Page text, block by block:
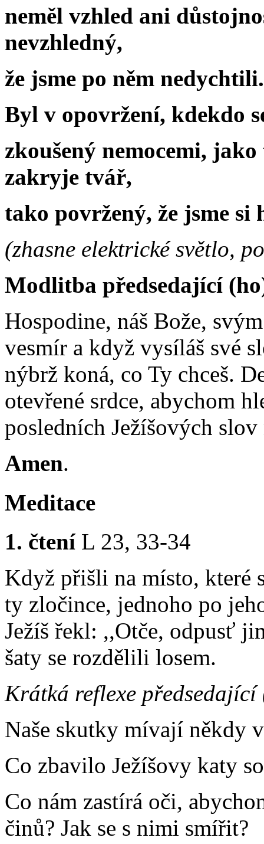
neměl vzhled ani
nevzhledný,
že jsme po něm nedychtili.
Byl v opovržení, kdekdo
zkoušený nemocemi,
zakryje tvář,
tako povržený, že jsme si
(zhasne elektrické světlo,
Modlitba předsedající
Hospodine, náš Bože,
vesmír a když vysíláš své
nýbrž koná, co Ty chceš.
otevřené srdce, abychom
posledních Ježíšových
Amen.
Meditace
1. čteníL 23, 33-34
Když přišli na místo, které
ty zločince, jednoho po
Ježíš řekl: ,,Otče, odpusť
šaty se rozdělili losem.
Krátká reflexe
Naše skutky mívají někdy
Co zbavilo Ježíšovy katy
Co nám zastírá oči,
činů? Jak se s nimi smířit?